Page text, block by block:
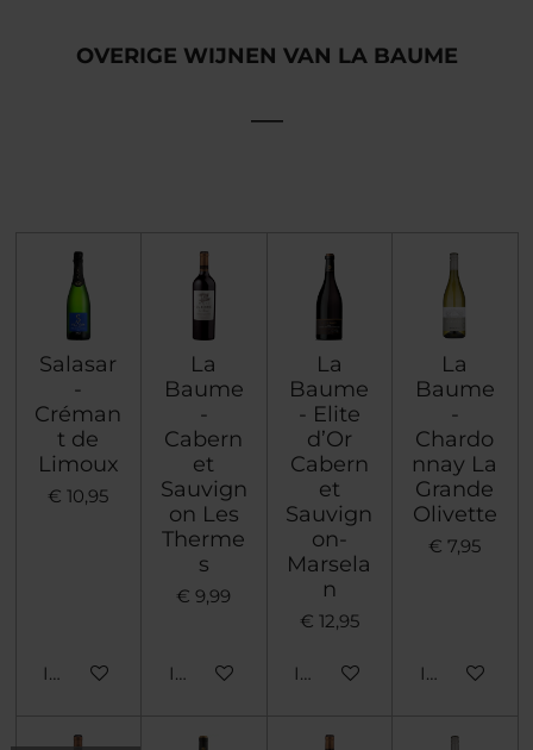
OVERIGE WIJNEN VAN LA BAUME
Salasar
-
Créman
t de
Limoux
€ 10,95
In winkelwagen
La
Baume
-
Cabern
et
Sauvign
on Les
Therme
s
€ 9,99
In winkelwagen
La
Baume
- Elite
d’Or
Cabern
et
Sauvign
on-
Marsela
n
€ 12,95
In winkelwagen
La
Baume
-
Chardo
nnay La
Grande
Olivette
€ 7,95
In